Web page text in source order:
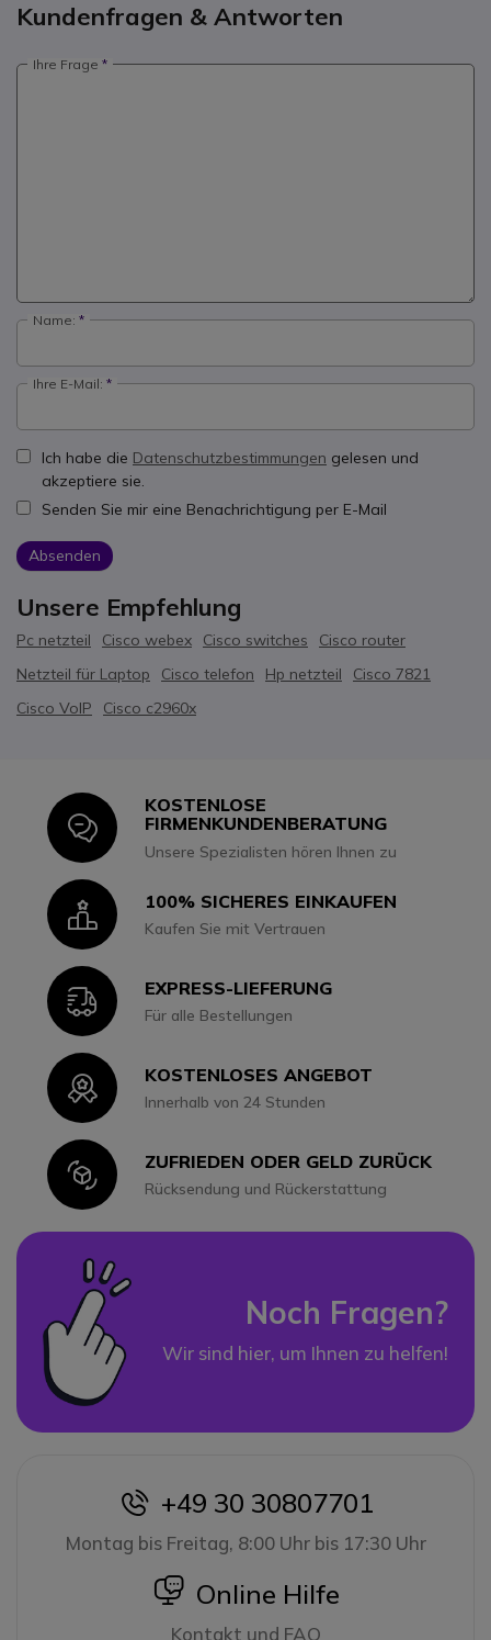
Kundenfragen & Antworten
Ihre Frage
Name:
Ihre E-Mail:
Ich habe die Datenschutzbestimmungen gelesen und
akzeptiere sie.
Senden Sie mir eine Benachrichtigung per E-Mail
Absenden
Unsere Empfehlung
Pc netzteil Cisco webex Cisco switches
Cisco router
Netzteil für Laptop
Cisco telefon Hp netzteil
Cisco 7821
Cisco VoIP
Cisco c2960x
Icon
KOSTENLOSE
FIRMENKUNDENBERATUNG
Unsere Spezialisten hören Ihnen zu
Icon100% SICHERES EINKAUFEN
Kaufen Sie mit Vertrauen
IconEXPRESS-LIEFERUNG
Für alle Bestellungen
IconKOSTENLOSES ANGEBOT
Innerhalb von 24 Stunden
IconZUFRIEDEN ODER GELD ZURÜCK
Rücksendung und Rückerstattung
Noch Fragen?
Wir sind hier, um Ihnen zu helfen!
icon
+49 30 30807701
Montag bis Freitag, 8:00 Uhr bis 17:30 Uhr
icon
Online Hilfe
Kontakt und FAQ